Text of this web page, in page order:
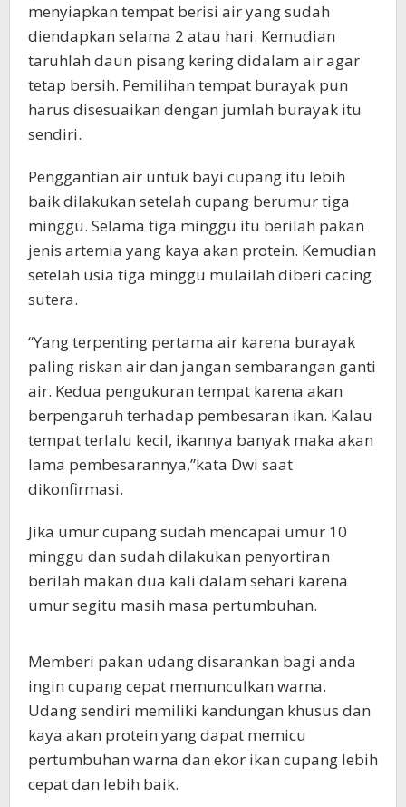
menyiapkan tempat berisi air yang sudah
diendapkan selama 2 atau hari. Kemudian
taruhlah daun pisang kering didalam air agar
tetap bersih. Pemilihan tempat burayak pun
harus disesuaikan dengan jumlah burayak itu
sendiri.
Penggantian air untuk bayi cupang itu lebih
baik dilakukan setelah cupang berumur tiga
minggu. Selama tiga minggu itu berilah pakan
jenis artemia yang kaya akan protein. Kemudian
setelah usia tiga minggu mulailah diberi cacing
sutera.
“Yang terpenting pertama air karena burayak
paling riskan air dan jangan sembarangan ganti
air. Kedua pengukuran tempat karena akan
berpengaruh terhadap pembesaran ikan. Kalau
tempat terlalu kecil, ikannya banyak maka akan
lama pembesarannya,”kata Dwi saat
dikonfirmasi.
Jika umur cupang sudah mencapai umur 10
minggu dan sudah dilakukan penyortiran
berilah makan dua kali dalam sehari karena
umur segitu masih masa pertumbuhan.
Memberi pakan udang disarankan bagi anda
ingin cupang cepat memunculkan warna.
Udang sendiri memiliki kandungan khusus dan
kaya akan protein yang dapat memicu
pertumbuhan warna dan ekor ikan cupang lebih
cepat dan lebih baik.